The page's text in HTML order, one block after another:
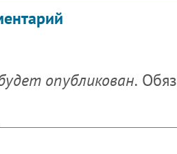
опубликован.